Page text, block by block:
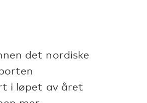
det nordiske
i løpet av året